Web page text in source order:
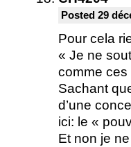
Posted 29
Pour cela
« Je ne
comme ces
Sachant
d’une
ici: le «
Et non je